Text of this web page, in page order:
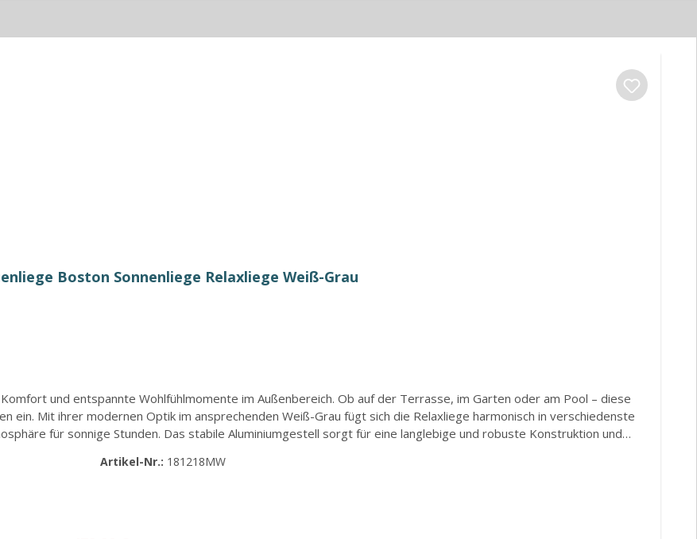
Boston Sonnenliege Relaxliege Weiß-Grau
und entspannte Wohlfühlmomente im Außenbereich. Ob auf der Terrasse, im Garten oder am Pool – diese
ein. Mit ihrer modernen Optik im ansprechenden Weiß-Grau fügt sich die Relaxliege harmonisch in verschiedenste
für sonnige Stunden. Das stabile Aluminiumgestell sorgt für eine langlebige und robuste Konstruktion und
großzügige Sitzkissen mit einer Stärke von ca. 8 cm. Die weiche Schaumstoffpolsterung und der strapazierfähige
Artikel-Nr.: 181218MW